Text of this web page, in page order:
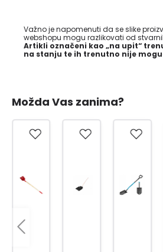
Važno je napomenuti da se slike
webshopu mogu razlikovati od
Artikli označeni kao „na upit“
na stanju te ih trenutno nije
Možda Vas zanima?